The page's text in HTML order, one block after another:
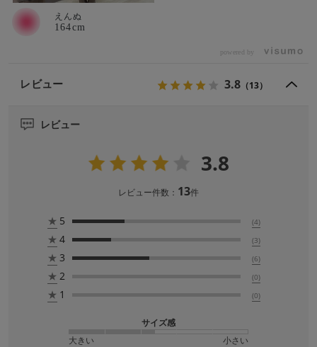
えんぬ
164cm
powered by
レビュー 3.8 （13）
レビュー
3.8
レビュー件数： 13件
★ 5 (4)
★ 4 (3)
★ 3 (6)
★ 2 (0)
★ 1 (0)
サイズ感
大きい
小さい